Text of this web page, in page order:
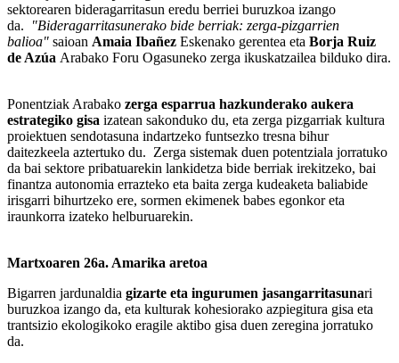
sektorearen bideragarritasun eredu berriei buruzkoa izango
da.
"Bideragarritasunerako bide berriak: zerga-pizgarrien
balioa" saioan Amaia Ibañez Eskenako gerentea eta Borja Ruiz
de Azúa Arabako Foru Ogasuneko zerga ikuskatzailea bilduko dira.
Ponentziak Arabako zerga esparrua hazkunderako aukera
estrategiko gisa izatean sakonduko du, eta zerga pizgarriak kultura
proiektuen sendotasuna indartzeko funtsezko tresna bihur
daitezkeela aztertuko du. Zerga sistemak duen potentziala jorratuko
da bai sektore pribatuarekin lankidetza bide berriak irekitzeko, bai
finantza autonomia errazteko eta baita zerga kudeaketa baliabide
irisgarri bihurtzeko ere, sormen ekimenek babes egonkor eta
iraunkorra izateko helburuarekin.
Martxoaren 26a. Amarika aretoa
Bigarren jardunaldia gizarte eta ingurumen jasangarritasunari
buruzkoa izango da, eta kulturak kohesiorako azpiegitura gisa eta
trantsizio ekologikoko eragile aktibo gisa duen zeregina jorratuko
da.